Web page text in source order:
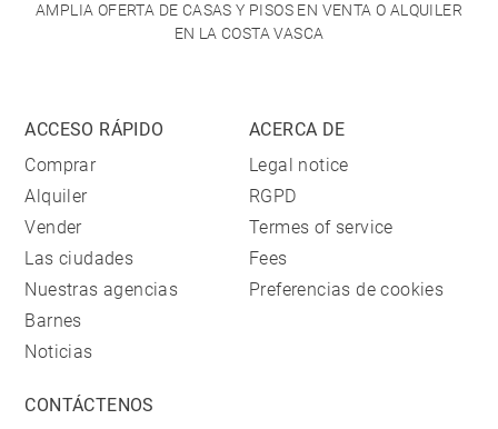
AMPLIA OFERTA DE CASAS Y PISOS EN VENTA O ALQUILER
EN LA COSTA VASCA
ACCESO RÁPIDO
Comprar
Alquiler
Vender
Las ciudades
Nuestras agencias
Barnes
Noticias
ACERCA DE
Legal notice
RGPD
Termes of service
Fees
Preferencias de cookies
CONTÁCTENOS